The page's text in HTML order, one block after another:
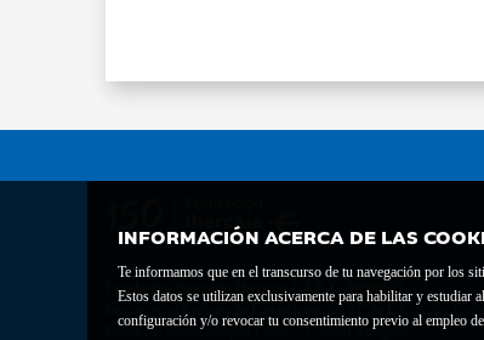
INFORMACIÓN ACERCA DE LAS
Te informamos que en el transcurso de tu navegación por los
Estos datos se utilizan exclusivamente para habilitar y estudiar
configuración y/o revocar tu consentimiento previo al empleo
Fundación Bancaria Ibercaja C.I.F. G-50000652.
Inscrita en el Registro de Fundaciones del Mº de Educación,
Domicilio social: Joaquín Costa, 13. 50001 Zaragoza.